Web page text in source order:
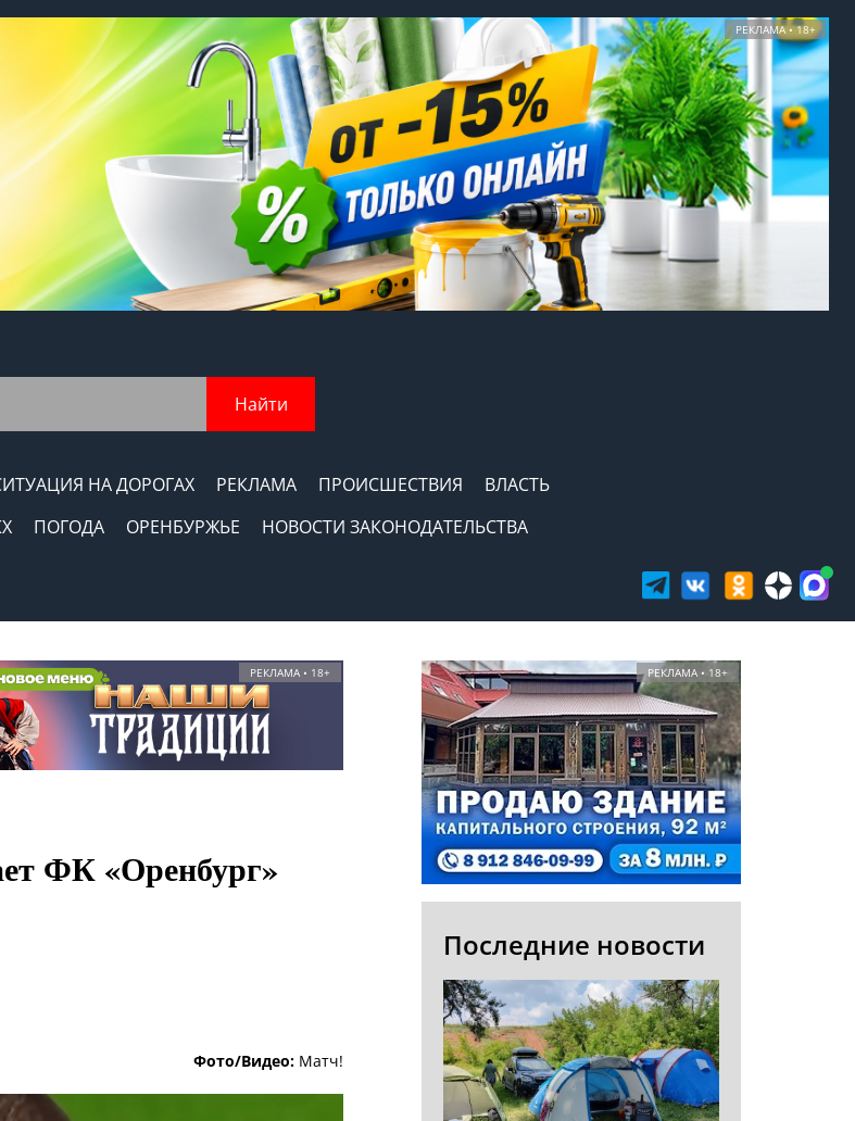
РЕКЛАМА • 18+
Найти
НА ДОРОГАХ РЕКЛАМА ПРОИСШЕСТВИЯ
ВЛАСТЬ
ПОГОДА ОРЕНБУРЖЬЕ
НОВОСТИ ЗАКОНОДАТЕЛЬСТВА
РЕКЛАМА • 18+
ФК «Оренбург»
Фото/Видео: Матч!
РЕКЛАМА • 18+
Последние новости